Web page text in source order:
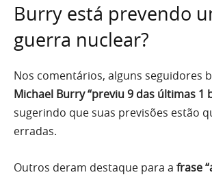
Burry está prevendo
guerra nuclear?
Nos comentários, alguns seguidores
Michael Burry “previu 9 das últimas 1
sugerindo que suas previsões estão
erradas.
Outros deram destaque para a frase